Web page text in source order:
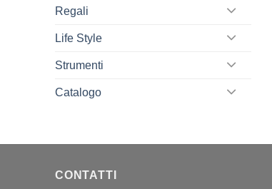
Regali
Life Style
Strumenti
Catalogo
CONTATTI